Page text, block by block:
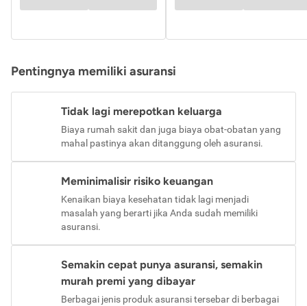
Pentingnya memiliki asuransi
Tidak lagi merepotkan keluarga
Biaya rumah sakit dan juga biaya obat-obatan yang
mahal pastinya akan ditanggung oleh asuransi.
Meminimalisir risiko keuangan
Kenaikan biaya kesehatan tidak lagi menjadi
masalah yang berarti jika Anda sudah memiliki
asuransi.
Semakin cepat punya asuransi, semakin
murah premi yang dibayar
Berbagai jenis produk asuransi tersebar di berbagai